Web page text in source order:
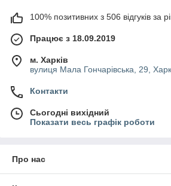
100% позитивних з 506 відгуків за
Працює з 18.09.2019
м. Харків
вулиця Мала Гончарівська, 29,
Контакти
Сьогодні вихідний
Показати весь графік роботи
Про нас